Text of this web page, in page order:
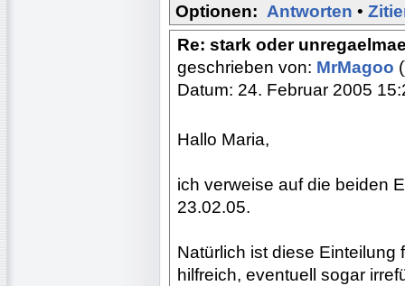
Optionen: Antworten •
Re: stark oder
geschrieben von: MrMagoo
Datum: 24. Februar 2005
Hallo Maria,
ich verweise auf die beiden
23.02.05.
Natürlich ist diese
hilfreich, eventuell sogar